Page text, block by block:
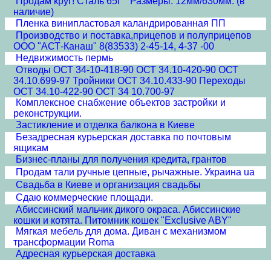
наличие)
Пленка винипластовая каландрированная ПП
Производство и поставка,прицепов и полуприцепов
ООО "АСТ-Канаш" 8(83533) 2-45-14, 4-37 -00
Недвижимость пермь
Отводы ОСТ 34-10-418-90 ОСТ 34.10-420-90 ОСТ
34.10.699-97 Тройники ОСТ 34.10.433-90 Переходы
ОСТ 34.10-422-90 ОСТ 34 10.700-97
Комплексное снабжение объектов застройки и
реконструкции.
Застикление и отделка балкона в Киеве
Безадресная курьерская доставка по почтовым
ящикам
Бизнес-планы для получения кредита, грантов
Продам тали ручные цепные, рычажные. Украина ua
Свадьба в Киеве и организация свадьбы
Сдаю коммерческие площади.
Абиссинский мальчик дикого окраса. Абиссинские
кошки и котята. Питомник кошек "Exclusive ABY"
Мягкая мебель для дома. Диван с механизмом
трансформации Roma
Адресная курьерская доставка